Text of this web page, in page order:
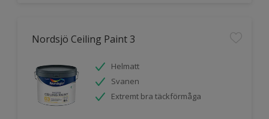
Nordsjö Ceiling Paint 3
Helmatt
Svanen
Extremt bra täckförmåga